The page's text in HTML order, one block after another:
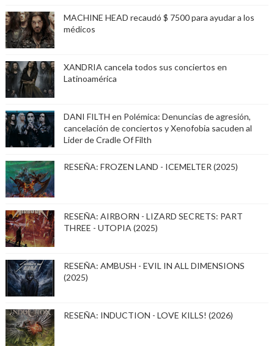
MACHINE HEAD recaudó $ 7500 para ayudar a los
médicos
XANDRIA cancela todos sus conciertos en
Latinoamérica
DANI FILTH en Polémica: Denuncias de agresión,
cancelación de conciertos y Xenofobia sacuden al
Lider de Cradle Of Filth
RESEÑA: FROZEN LAND - ICEMELTER (2025)
RESEÑA: AIRBORN - LIZARD SECRETS: PART
THREE - UTOPIA (2025)
RESEÑA: AMBUSH - EVIL IN ALL DIMENSIONS
(2025)
RESEÑA: INDUCTION - LOVE KILLS! (2026)